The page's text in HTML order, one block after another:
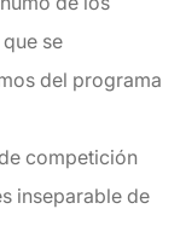
se
del programa
competición
inseparable de